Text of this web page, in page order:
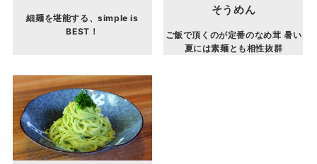
細麺を堪能する、simple is
BEST！
そうめん
ご飯で頂くのが定番のなめ茸 暑い
夏には素麺とも相性抜群